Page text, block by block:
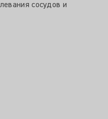
сосудов и